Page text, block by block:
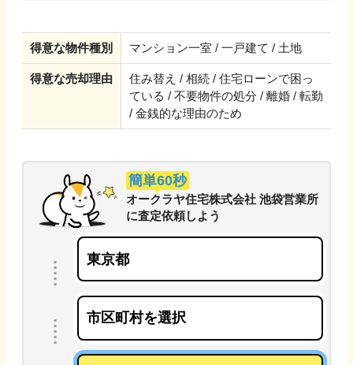
得意な物件種別 マンション一室 / 一戸建て / 土地
得意な売却理由
住み替え / 相続 / 住宅ローンで困っ
ている / 不要物件の処分 / 離婚 / 転勤
/ 金銭的な理由のため
簡単60秒
オークラヤ住宅株式会社 池袋営業所
に査定依頼しよう